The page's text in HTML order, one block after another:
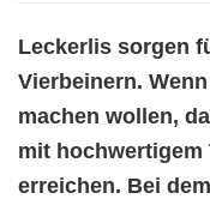
Leckerlis sorgen
Vierbeinern.
machen wollen,
mit hochwertigem
erreichen. Bei